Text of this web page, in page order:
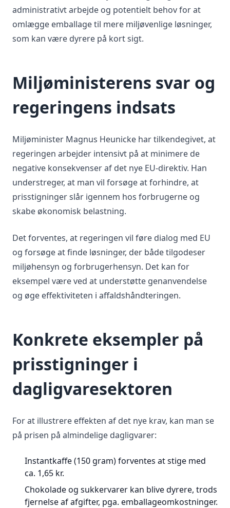
administrativt arbejde og potentielt behov for at
omlægge emballage til mere miljøvenlige løsninger,
som kan være dyrere på kort sigt.
Miljøministerens svar og
regeringens indsats
Miljøminister Magnus Heunicke har tilkendegivet, at
regeringen arbejder intensivt på at minimere de
negative konsekvenser af det nye EU-direktiv. Han
understreger, at man vil forsøge at forhindre, at
prisstigninger slår igennem hos forbrugerne og
skabe økonomisk belastning.
Det forventes, at regeringen vil føre dialog med EU
og forsøge at finde løsninger, der både tilgodeser
miljøhensyn og forbrugerhensyn. Det kan for
eksempel være ved at understøtte genanvendelse
og øge effektiviteten i affaldshåndteringen.
Konkrete eksempler på
prisstigninger i
dagligvaresektoren
For at illustrere effekten af det nye krav, kan man se
på prisen på almindelige dagligvarer:
Instantkaffe (150 gram) forventes at stige med
ca. 1,65 kr.
Chokolade og sukkervarer kan blive dyrere, trods
fjernelse af afgifter, pga. emballageomkostninger.